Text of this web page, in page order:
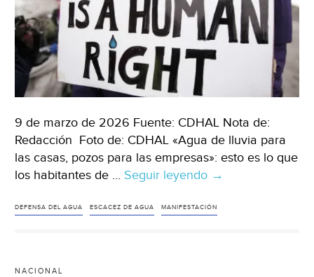
9 de marzo de 2026 Fuente: CDHAL Nota de:
Redacción Foto de: CDHAL «Agua de lluvia para
las casas, pozos para las empresas»: esto es lo que
los habitantes de … Seguir leyendo CDMX
Una
→
DEFENSA DEL AGUA ESCACEZ DE AGUA MANIFESTACIÓN
NACIONAL